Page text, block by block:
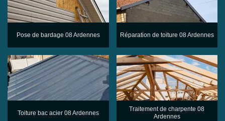
Pose de bardage 08 Ardennes Réparation de toiture 08 Ardennes
Toiture bac acier 08 Ardennes
Traitement de charpente 08
Ardennes